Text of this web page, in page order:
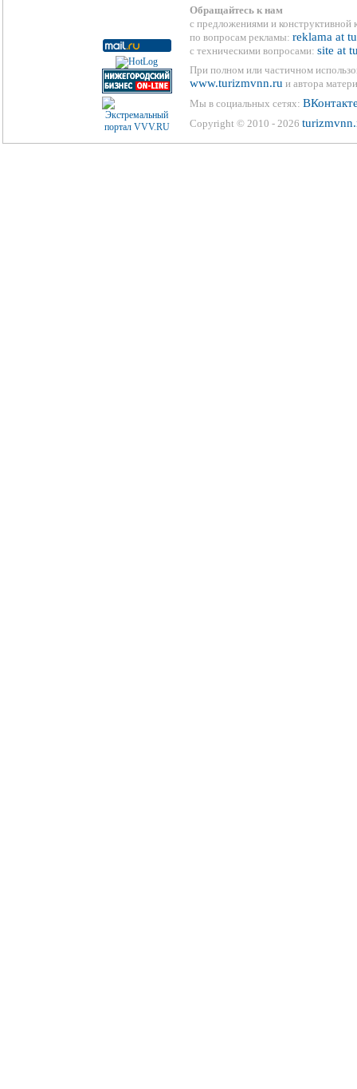
Обращайтесь к нам
с предложениями и конструктивной
по вопросам рекламы: reklama at
с техническими вопросами: site at
При полном или частичном
www.turizmvnn.ru и автора
Мы в социальных сетях:
Copyright © 2010 - 2026